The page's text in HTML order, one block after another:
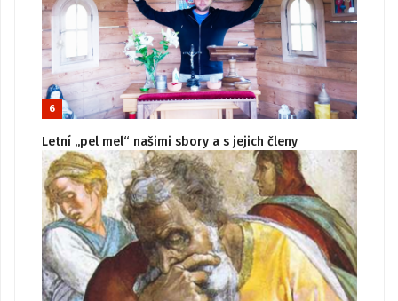
6
Letní „pel mel“ našimi sbory a s jejich členy